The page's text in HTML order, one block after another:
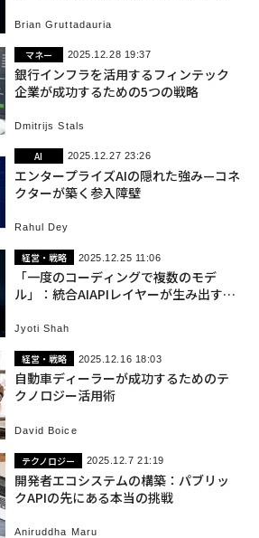
Brian Gruttadauria
マネー 2025.12.28 19:37
銀行インフラを活用するフィンテック
企業が成功するための5つの戦略
Dmitrijs Stals
AI 2025.12.27 23:26
エンタープライズAIの隠れた強み—コネ
クターが築く参入障壁
Rahul Dey
経営・戦略 2025.12.25 11:06
「一度のコーディングで複数のモデ
ル」：統合AIAPIレイヤーが生み出すビ
Jyoti Shah
経営・戦略 2025.12.16 18:03
自動車ディーラーが成功するためのテ
クノロジー活用術
David Boice
テクノロジー 2025.12.7 21:19
開発者エコシステムの構築：パブリッ
クAPIの先にある本当の挑戦
Aniruddha Maru